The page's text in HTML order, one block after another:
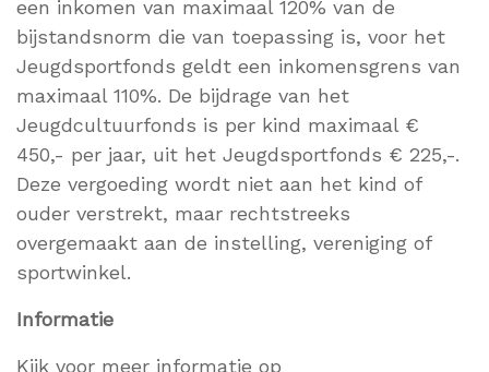
een inkomen van maximaal 120% van de
bijstandsnorm die van toepassing is, voor het
Jeugdsportfonds geldt een inkomensgrens van
maximaal 110%. De bijdrage van het
Jeugdcultuurfonds is per kind maximaal €
450,- per jaar, uit het Jeugdsportfonds € 225,-.
Deze vergoeding wordt niet aan het kind of
ouder verstrekt, maar rechtstreeks
overgemaakt aan de instelling, vereniging of
sportwinkel.
Informatie
Kijk voor meer informatie op